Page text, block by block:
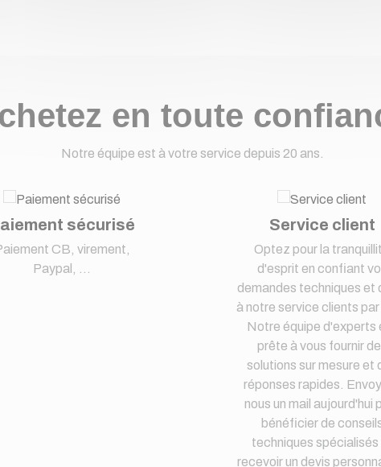
en toute
Notre équipe est à votre service depuis 20 ans.
sécurisé
CB, virement,
Paypal, ...
Service client
Optez pour la
d'esprit en confiant
demandes techniques et
à notre service clients par
Notre équipe d'experts
prête à vous fournir
solutions sur mesure et
réponses rapides.
nous un mail aujourd'hui
bénéficier de
techniques spécialisés
recevoir un devis